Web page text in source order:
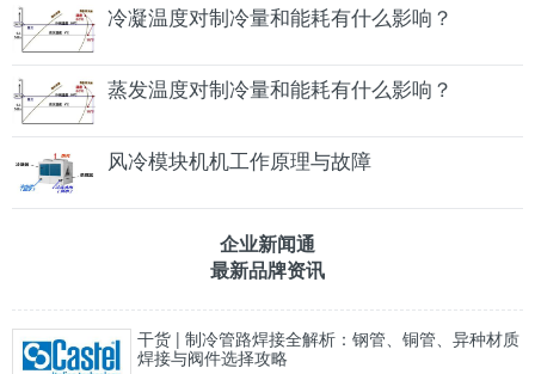
冷凝温度对制冷量和能耗有什么影响？
蒸发温度对制冷量和能耗有什么影响？
风冷模块机机工作原理与故障
企业新闻通
最新品牌资讯
干货 | 制冷管路焊接全解析：钢管、铜管、异种材质
焊接与阀件选择攻略